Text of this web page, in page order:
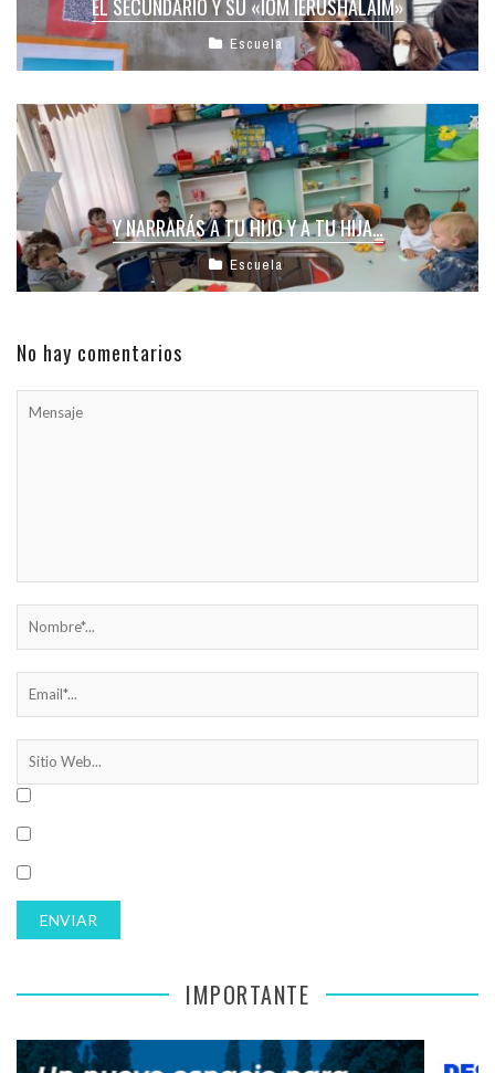
EL SECUNDARIO Y SU «IOM IERUSHALAIM»
Escuela
Y NARRARÁS A TU HIJO Y A TU HIJA…
Escuela
No hay comentarios
IMPORTANTE